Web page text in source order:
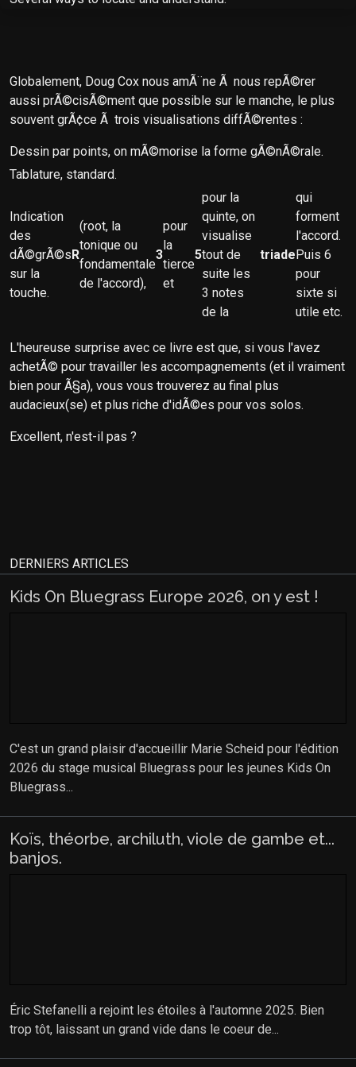
Globalement, Doug Cox nous amÃ¨ne Ã nous repÃ©rer
aussi prÃ©cisÃ©ment que possible sur le manche, le plus
souvent grÃ¢ce Ã trois visualisations diffÃ©rentes :
Dessin par points, on mÃ©morise la forme gÃ©nÃ©rale.
Tablature, standard.
Indication
des
dÃ©grÃ©s
sur la
touche.
R
(root, la
tonique ou
fondamentale
de l'accord),
3
pour
la
tierce
et
5
pour la
quinte, on
visualise
tout de
suite les
3 notes
de la
triade
qui
forment
l'accord.
Puis 6
pour
sixte si
utile etc.
L'heureuse surprise avec ce livre est que, si vous l'avez
achetÃ© pour travailler les accompagnements (et il vraiment
bien pour Ã§a), vous vous trouverez au final plus
audacieux(se) et plus riche d'idÃ©es pour vos solos.
Excellent, n'est-il pas ?
DERNIERS ARTICLES
Kids On Bluegrass Europe 2026, on y est !
C'est un grand plaisir d'accueillir Marie Scheid pour l'édition
2026 du stage musical Bluegrass pour les jeunes Kids On
Bluegrass...
Koïs, théorbe, archiluth, viole de gambe et...
banjos.
Éric Stefanelli a rejoint les étoiles à l'automne 2025. Bien
trop tôt, laissant un grand vide dans le coeur de...